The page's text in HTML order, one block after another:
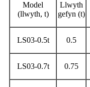
Model
(llwyth, t)
Llwyth
gefyn (t)
LS03-0.5t 0.5
LS03-0.7t 0.75